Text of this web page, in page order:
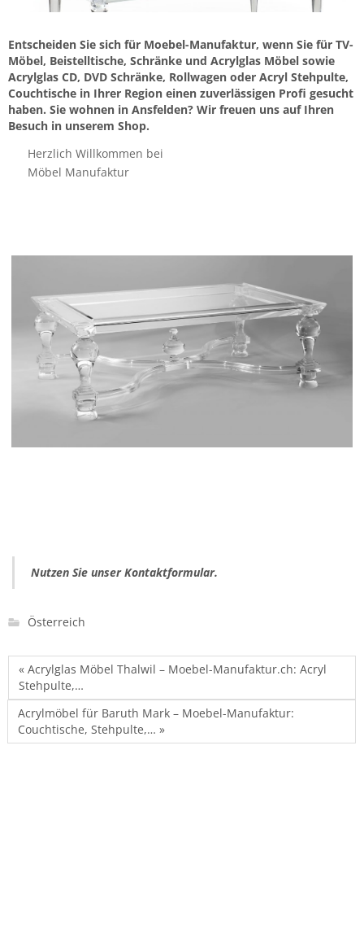
Entscheiden Sie sich für Moebel-Manufaktur, wenn Sie für TV-
Möbel, Beistelltische, Schränke und Acrylglas Möbel sowie
Acrylglas CD, DVD Schränke, Rollwagen oder Acryl Stehpulte,
Couchtische in Ihrer Region einen zuverlässigen Profi gesucht
haben. Sie wohnen in Ansfelden? Wir freuen uns auf Ihren
Besuch in unserem Shop.
Herzlich Willkommen bei
Möbel Manufaktur
Nutzen Sie unser Kontaktformular.
Österreich
« Acrylglas Möbel Thalwil – Moebel-Manufaktur.ch: Acryl
Stehpulte,…
Acrylmöbel für Baruth Mark – Moebel-Manufaktur:
Couchtische, Stehpulte,… »